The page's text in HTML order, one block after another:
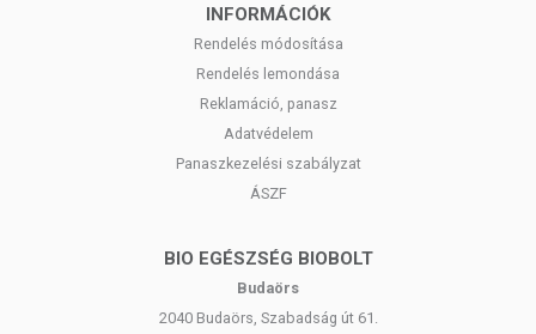
kezelést. Betegség esetén használatát konzultálja
kezelőorvosával! Kerülni kell a szembejutást. Az ajánlott napi
érzékeny vagy allergiás! Ha kiütés jelentkezik, függessze fel a
használatát! Gyermekektől elzárva tartandó.
INFORMÁCIÓK
Rendelés módosítása
Rendelés lemondása
Reklamáció, panasz
Adatvédelem
Panaszkezelési szabályzat
ÁSZF
BIO EGÉSZSÉG BIOBOLT
Budaörs
2040 Budaörs, Szabadság út 61.